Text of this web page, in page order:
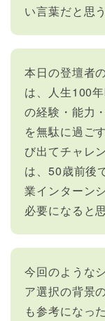
い言葉だと思う
本日の登壇者
は、人生100
の経験・能力
を無駄に過ご
び出てチャレ
は、50歳前後
業インターン
必要になると
今回のような
ア選択の背景
も参考になっ